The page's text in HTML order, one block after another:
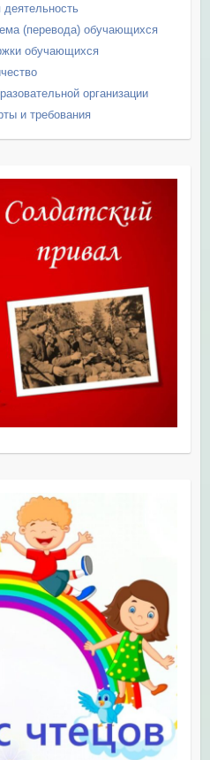
деятельность
(перевода) обучающихся
обучающихся
организации
и требования